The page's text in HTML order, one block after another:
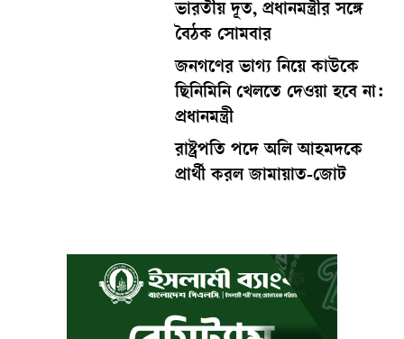
ভারতীয় দূত, প্রধানমন্ত্রীর সঙ্গে
বৈঠক সোমবার
জনগণের ভাগ্য নিয়ে কাউকে
ছিনিমিনি খেলতে দেওয়া হবে না:
প্রধানমন্ত্রী
রাষ্ট্রপতি পদে অলি আহমদকে
প্রার্থী করল জামায়াত-জোট